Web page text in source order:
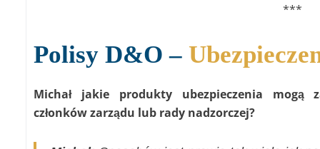
***
Polisy D&O –
Michał jakie produkty ubezpieczenia mogą
członków zarządu lub rady nadzorczej?